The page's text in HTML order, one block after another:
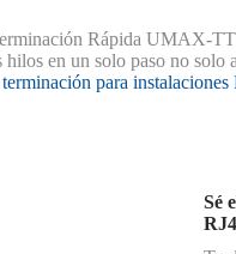
Rápida UMAX-
en un solo paso no
terminación para
Sé